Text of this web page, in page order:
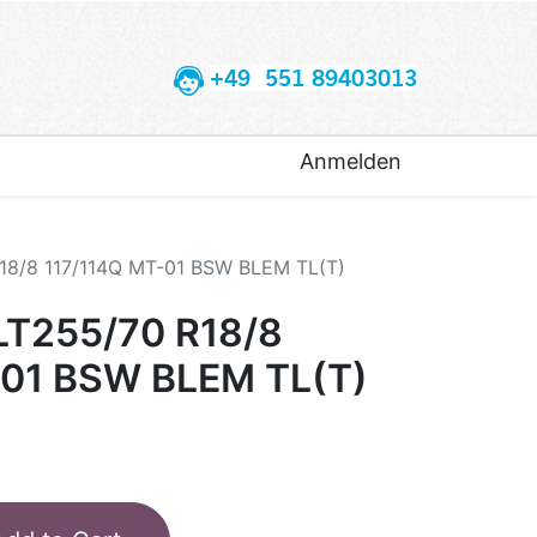
+49 551 89403013
Anmelden
8 117/114Q MT-01 BSW BLEM TL(T)
70 R18/8
BSW BLEM TL(T)